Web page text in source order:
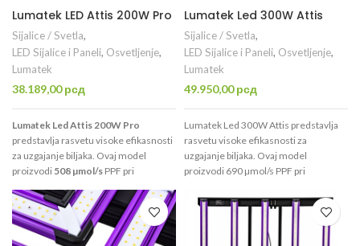
Lumatek LED Attis 200W Pro
Sijalice / Svetla,
LED Sijalice i Paneli, Osvetljenje,
Lumatek
38.189,00рсд
Lumatek Led Attis 200W Pro
predstavlja rasvetu visoke efikasnosti
za uzgajanje biljaka. Ovaj model
proizvodi 508 µmol/s PPF pri
konstrukcije). Idealan je za uzgajanje
na površini od 0,8 x 0,8m.Plug & Play.
Lumatek Led 300W Attis
Sijalice / Svetla,
LED Sijalice i Paneli, Osvetljenje,
Lumatek
49.950,00рсд
Lumatek Led 300W Attis predstavlja
rasvetu visoke efikasnosti za
uzgajanje biljaka. Ovaj model
proizvodi 690 µmol/s PPF pri
konstrukcije).Idealan je za uzgajanje
na površini od 1m2. Plug & Play.